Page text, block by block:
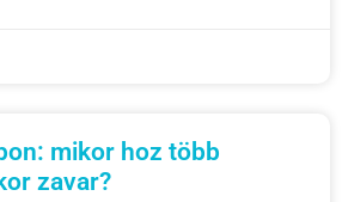
mikor hoz több
zavar?